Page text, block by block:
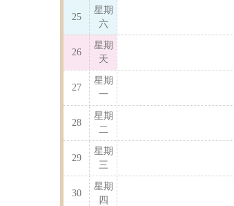
25
星期
六
26
星期
天
27
星期
一
28
星期
二
29
星期
三
30
星期
四